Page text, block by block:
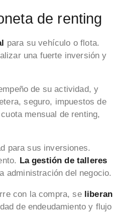
de renting
para su vehículo o flota.
una fuerte inversión y
de su actividad, y
seguro, impuestos de
mensual de renting,
para sus inversiones.
La gestión de talleres
administración del negocio.
con la compra, se liberan
de endeudamiento y flujo